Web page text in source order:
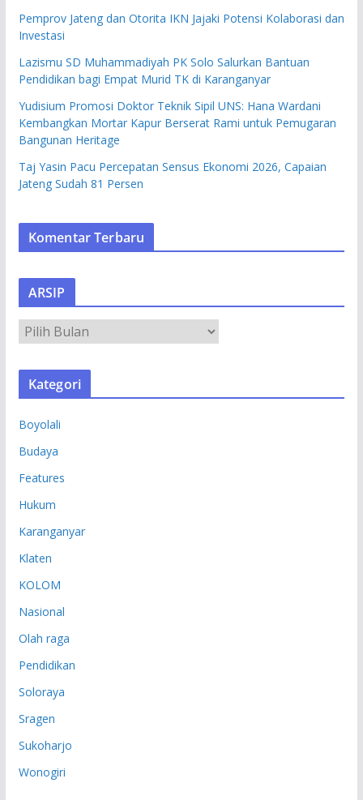
Pemprov Jateng dan Otorita IKN Jajaki Potensi Kolaborasi dan
Investasi
Lazismu SD Muhammadiyah PK Solo Salurkan Bantuan
Pendidikan bagi Empat Murid TK di Karanganyar
Yudisium Promosi Doktor Teknik Sipil UNS: Hana Wardani
Kembangkan Mortar Kapur Berserat Rami untuk Pemugaran
Bangunan Heritage
Taj Yasin Pacu Percepatan Sensus Ekonomi 2026, Capaian
Jateng Sudah 81 Persen
Komentar Terbaru
ARSIP
R
S
Kategori
Boyolali
Budaya
Features
Hukum
Karanganyar
Klaten
KOLOM
Nasional
Olah raga
Pendidikan
Soloraya
Sragen
Sukoharjo
Wonogiri